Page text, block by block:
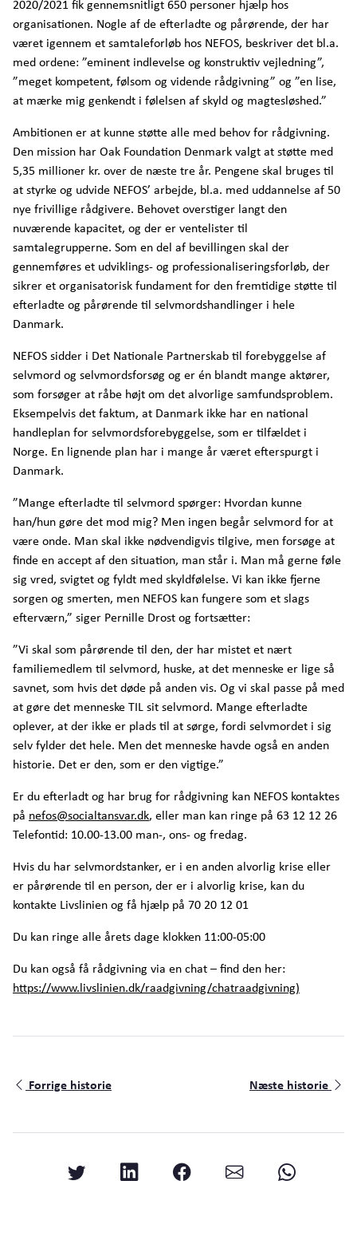
2020/2021 fik gennemsnitligt 650 personer hjælp hos
organisationen. Nogle af de efterladte og pårørende, der har
været igennem et samtaleforløb hos NEFOS, beskriver det bl.a.
med ordene: ”eminent indlevelse og konstruktiv vejledning”,
”meget kompetent, følsom og vidende rådgivning” og ”en lise,
at mærke mig genkendt i følelsen af skyld og magtesløshed.”
Ambitionen er at kunne støtte alle med behov for rådgivning.
Den mission har Oak Foundation Denmark valgt at støtte med
5,35 millioner kr. over de næste tre år. Pengene skal bruges til
at styrke og udvide NEFOS’ arbejde, bl.a. med uddannelse af 50
nye frivillige rådgivere. Behovet overstiger langt den
nuværende kapacitet, og der er ventelister til
samtalegrupperne. Som en del af bevillingen skal der
gennemføres et udviklings- og professionaliseringsforløb, der
sikrer et organisatorisk fundament for den fremtidige støtte til
efterladte og pårørende til selvmordshandlinger i hele
Danmark.
NEFOS sidder i Det Nationale Partnerskab til forebyggelse af
selvmord og selvmordsforsøg og er én blandt mange aktører,
som forsøger at råbe højt om det alvorlige samfundsproblem.
Eksempelvis det faktum, at Danmark ikke har en national
handleplan for selvmordsforebyggelse, som er tilfældet i
Norge. En lignende plan har i mange år været efterspurgt i
Danmark.
”Mange efterladte til selvmord spørger: Hvordan kunne
han/hun gøre det mod mig? Men ingen begår selvmord for at
være onde. Man skal ikke nødvendigvis tilgive, men forsøge at
finde en accept af den situation, man står i. Man må gerne føle
sig vred, svigtet og fyldt med skyldfølelse. Vi kan ikke fjerne
sorgen og smerten, men NEFOS kan fungere som et slags
efterværn,” siger Pernille Drost og fortsætter:
”Vi skal som pårørende til den, der har mistet et nært
familiemedlem til selvmord, huske, at det menneske er lige så
savnet, som hvis det døde på anden vis. Og vi skal passe på med
at gøre det menneske TIL sit selvmord. Mange efterladte
oplever, at der ikke er plads til at sørge, fordi selvmordet i sig
selv fylder det hele. Men det menneske havde også en anden
historie. Det er den, som er den vigtige.”
Er du efterladt og har brug for rådgivning kan NEFOS kontaktes
på nefos@socialtansvar.dk, eller man kan ringe på 63 12 12 26
Telefontid: 10.00-13.00 man-, ons- og fredag.
Hvis du har selvmordstanker, er i en anden alvorlig krise eller
er pårørende til en person, der er i alvorlig krise, kan du
kontakte Livslinien og få hjælp på 70 20 12 01
Du kan ringe alle årets dage klokken 11:00-05:00
Du kan også få rådgivning via en chat – find den her:
https://www.livslinien.dk/raadgivning/chatraadgivning)
Forrige historie Næste historie